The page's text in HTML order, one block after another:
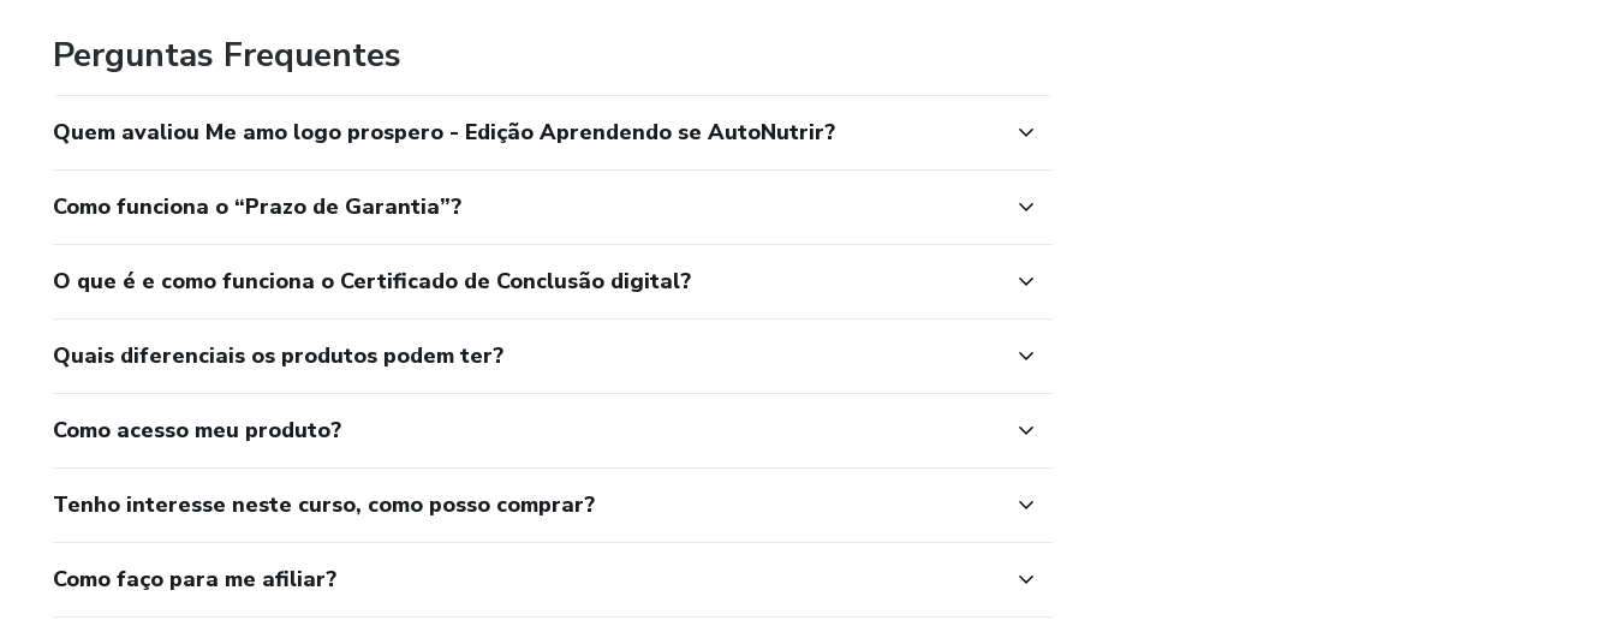
Perguntas Frequentes
Quem avaliou Me amo logo prospero - Edição Aprendendo se AutoNutrir?
Como funciona o “Prazo de Garantia”?
O que é e como funciona o Certificado de Conclusão digital?
Quais diferenciais os produtos podem ter?
Como acesso meu produto?
Tenho interesse neste curso, como posso comprar?
Como faço para me afiliar?